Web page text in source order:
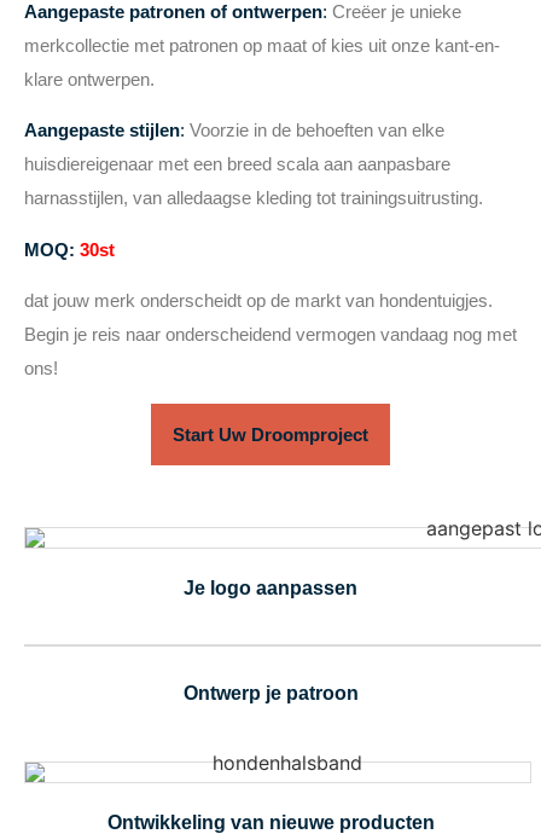
Aangepaste patronen of ontwerpen: Creëer je unieke
merkcollectie met patronen op maat of kies uit onze kant-en-
klare ontwerpen.
Aangepaste stijlen: Voorzie in de behoeften van elke
huisdiereigenaar met een breed scala aan aanpasbare
harnasstijlen, van alledaagse kleding tot trainingsuitrusting.
MOQ: 30st
dat jouw merk onderscheidt op de markt van hondentuigjes.
Begin je reis naar onderscheidend vermogen vandaag nog met
ons!
Start Uw Droomproject
Je logo aanpassen
Ontwerp je patroon
Ontwikkeling van nieuwe producten